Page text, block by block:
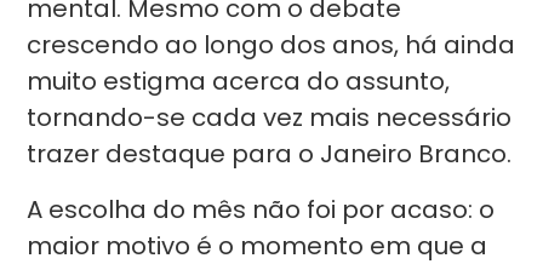
mental. Mesmo com o debate
crescendo ao longo dos anos, há ainda
muito estigma acerca do assunto,
tornando-se cada vez mais necessário
trazer destaque para o Janeiro Branco.
A escolha do mês não foi por acaso: o
maior motivo é o momento em que a